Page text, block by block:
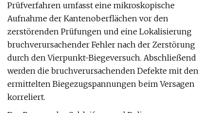
Prüfverfahren umfasst eine mikroskopische
Aufnahme der Kantenoberflächen vor den
zerstörenden Prüfungen und eine Lokalisierung
bruchverursachender Fehler nach der Zerstörung
durch den Vierpunkt-Biegeversuch. Abschließend
werden die bruchverursachenden Defekte mit den
ermittelten Biegezugspannungen beim Versagen
korreliert.